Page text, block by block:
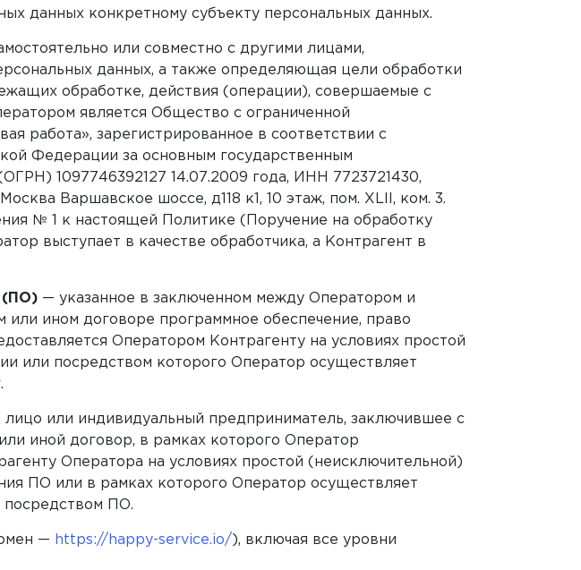
данных конкретному субъекту персональных данных.
или совместно с другими лицами,
данных, а также определяющая цели обработки
обработке, действия (операции), совершаемые с
является Общество с ограниченной
работа», зарегистрированное в соответствии с
Федерации за основным государственным
1097746392127 14.07.2009 года, ИНН 7723721430,
Варшавское шоссе, д118 к1, 10 этаж, пом. XLII, ком. 3.
№ 1 к настоящей Политике (Поручение на обработку
выступает в качестве обработчика, а Контрагент в
(ПО) — указанное в заключенном между Оператором и
или ином договоре программное обеспечение, право
Оператором Контрагенту на условиях простой
или посредством которого Оператор осуществляет
или индивидуальный предприниматель, заключившее с
иной договор, в рамках которого Оператор
Оператора на условиях простой (неисключительной)
ПО или в рамках которого Оператор осуществляет
посредством ПО.
— https://happy-service.io/ ), включая все уровни